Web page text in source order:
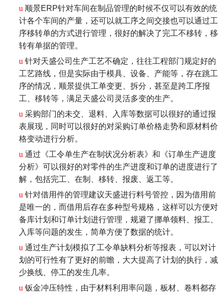
u 顺景ERP针对车间在制品管理的时候不仅可以有效的统
计各个车间的产量，还可以就工序之间交接也可以通过工
序移转单的方式进行管理，很好的解决了完工不移转，移
转有单据的管理。
u 针对天盛公司生产工艺不确定，往往工程部门规定好的
工艺路线，但是实际由于模具、设备、产能等，存在跳工
序的情况，顺景提供工单变更、拆分，甚至是跨工序报
工、移转等，满足天盛公司灵活多变的生产。
u 采购部门的未交、退料、入库等数据可以很好的通过报
表展现，同时可以很好的对采购订单价格走势和原材料价
格变动进行分析。
u 通过《工令单生产在制状况分析表》和《订单生产进度
分析》可以很好的对零件的生产进度和订单的进度进行了
解，包括完工、在制、移转、报废、返工等。
u 针对借用件的管理建议天盛进行料号管控，因为借用前
是唯一的，而借用后存在多种型号规格，这样可以方便对
备库计划和订单计划进行管理，规避了挪单领料、报工、
入库等问题的发生，简单方便了数据的统计。
u 通过生产计划模拟了工令单缺料分析等报表，可以对计
划的可行性有了更好的前瞻，大大提高了计划的执行，减
少换线、停工的发生几率。
u 钣金冲压特性，由于材料利用率问题，板材、卷料都存